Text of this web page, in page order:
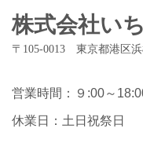
株式会社い
〒105-0013 東京都港区浜
営業時間：９:00～
休業日：土日祝祭日